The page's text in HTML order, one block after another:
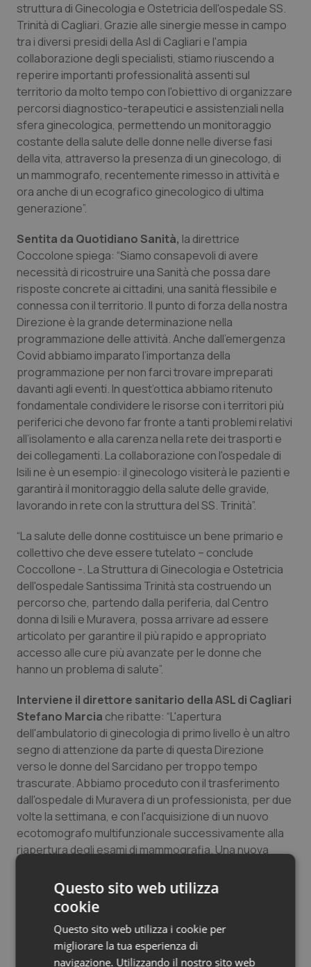
Molise
Piemonte
Provincia Autonoma di Bolzano
Provincia Autonoma di Trento
Puglia
Sardegna
Sicilia
Toscana
Umbria
Valle D’Aosta
Veneto
Epatiti
HIV
Infezioni & Febbre
Ipertensione & Scompenso
Malattie rare
Malattia di Crohn & Rettocolite Ulcerosa
Neuroscienze & patologie neurodegenerative
Obesità
Oftalmologia
Oncodermatologia
Oncoematologia
Oncologia & Nutrizione
Psoriasi & pelle
Quotidiano Cardiologia
Quotidiano Chirurgia
Quotidiano Oncologia
Quotidiano Pediatria
Rene & patologie urogenitali
Salute orale & impianti
Sangue & coagulazione
Tiroide
Tumore al seno
Tumore ovarico
Tumori del Polmone & Testa Collo
Tumori gastrointestinali
Ulcera & Reflusso
Vaccini
struttura di Ginecologia e Ostetricia dell'ospedale SS.
Trinità di Cagliari. Grazie alle sinergie messe in campo
tra i diversi presidi della Asl di Cagliari e l'ampia
collaborazione degli specialisti, stiamo riuscendo a
reperire importanti professionalità assenti sul
territorio da molto tempo con l'obiettivo di organizzare
percorsi diagnostico-terapeutici e assistenziali nella
sfera ginecologica, permettendo un monitoraggio
costante della salute delle donne nelle diverse fasi
della vita, attraverso la presenza di un ginecologo, di
un mammografo, recentemente rimesso in attività e
ora anche di un ecografico ginecologico di ultima
generazione”.
Sentita da Quotidiano Sanità, la direttrice
Coccolone spiega: “Siamo consapevoli di avere
necessità di ricostruire una Sanità che possa dare
risposte concrete ai cittadini, una sanità flessibile e
connessa con il territorio. Il punto di forza della nostra
Direzione è la grande determinazione nella
programmazione delle attività. Anche dall'emergenza
Covid abbiamo imparato l’importanza della
programmazione per non farci trovare impreparati
davanti agli eventi. In quest’ottica abbiamo ritenuto
fondamentale condividere le risorse con i territori più
periferici che devono far fronte a tanti problemi relativi
all’isolamento e alla carenza nella rete dei trasporti e
dei collegamenti. La collaborazione con l'ospedale di
Isili ne è un esempio: il ginecologo visiterà le pazienti e
garantirà il monitoraggio della salute delle gravide,
lavorando in rete con la struttura del SS. Trinità”.
“La salute delle donne costituisce un bene primario e
collettivo che deve essere tutelato – conclude
Coccollone -. La Struttura di Ginecologia e Ostetricia
dell'ospedale Santissima Trinità sta costruendo un
percorso che, partendo dalla periferia, dal Centro
donna di Isili e Muravera, possa arrivare ad essere
articolato per garantire il più rapido e appropriato
accesso alle cure più avanzate per le donne che
hanno un problema di salute”.
Interviene il direttore sanitario della ASL di Cagliari
Stefano Marcia che ribatte: “L'apertura
dell'ambulatorio di ginecologia di primo livello è un altro
segno di attenzione da parte di questa Direzione
verso le donne del Sarcidano per troppo tempo
trascurate. Abbiamo proceduto con il trasferimento
dall'ospedale di Muravera di un professionista, per due
volte la settimana, e con l'acquisizione di un nuovo
ecotomografo multifunzionale successivamente alla
riapertura degli esami di mammografia. Una nuova
rotta per far sì che anche nei piccoli presidi, centri di
riferimento di diversi paesi limitrofi che sono distanti
dai grandi ospedali di provincia, possano essere
garantiti determinati esami di controllo e diagnosi di
prima assistenza”.
Questo sito web utilizza
cookie
Questo sito web utilizza i cookie per
migliorare la tua esperienza di
navigazione. Utilizzando il nostro sito web